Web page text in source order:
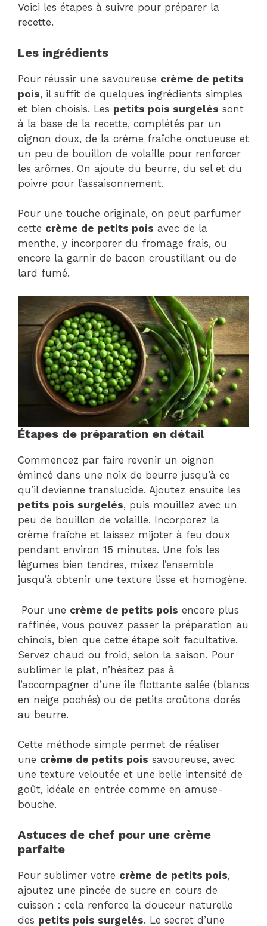
Voici les étapes à suivre pour préparer la
recette.
Les ingrédients
Pour réussir une savoureuse crème de petits
pois, il suffit de quelques ingrédients simples
et bien choisis. Les petits pois surgelés sont
à la base de la recette, complétés par un
oignon doux, de la crème fraîche onctueuse et
un peu de bouillon de volaille pour renforcer
les arômes. On ajoute du beurre, du sel et du
poivre pour l’assaisonnement.
Pour une touche originale, on peut parfumer
cette crème de petits pois avec de la
menthe, y incorporer du fromage frais, ou
encore la garnir de bacon croustillant ou de
lard fumé.
Étapes de préparation en détail
Commencez par faire revenir un oignon
émincé dans une noix de beurre jusqu’à ce
qu’il devienne translucide. Ajoutez ensuite les
petits pois surgelés, puis mouillez avec un
peu de bouillon de volaille. Incorporez la
crème fraîche et laissez mijoter à feu doux
pendant environ 15 minutes. Une fois les
légumes bien tendres, mixez l’ensemble
jusqu’à obtenir une texture lisse et homogène.
Pour une crème de petits pois encore plus
raffinée, vous pouvez passer la préparation au
chinois, bien que cette étape soit facultative.
Servez chaud ou froid, selon la saison. Pour
sublimer le plat, n’hésitez pas à
l’accompagner d’une île flottante salée (blancs
en neige pochés) ou de petits croûtons dorés
au beurre.
Cette méthode simple permet de réaliser
une crème de petits pois savoureuse, avec
une texture veloutée et une belle intensité de
goût, idéale en entrée comme en amuse-
bouche.
Astuces de chef pour une crème
parfaite
Pour sublimer votre crème de petits pois,
ajoutez une pincée de sucre en cours de
cuisson : cela renforce la douceur naturelle
des petits pois surgelés. Le secret d’une